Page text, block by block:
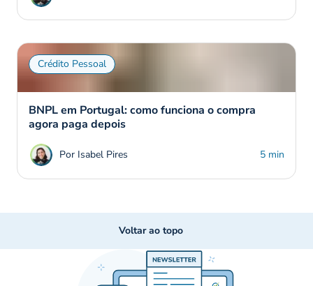
Crédito Pessoal
BNPL em Portugal: como funciona o compra
agora paga depois
Por Isabel Pires 5 min
Voltar ao topo